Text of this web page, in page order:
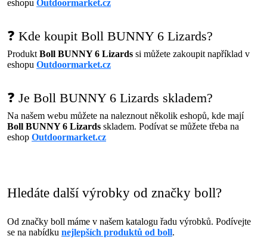
eshopu Outdoormarket.cz
❓ Kde koupit Boll BUNNY 6 Lizards?
Produkt Boll BUNNY 6 Lizards si můžete zakoupit například v
eshopu Outdoormarket.cz
❓ Je Boll BUNNY 6 Lizards skladem?
Na našem webu můžete na naleznout několik eshopů, kde mají
Boll BUNNY 6 Lizards skladem. Podívat se můžete třeba na
eshop Outdoormarket.cz
Hledáte další výrobky od značky boll?
Od značky boll máme v našem katalogu řadu výrobků. Podívejte
se na nabídku nejlepších produktů od boll.